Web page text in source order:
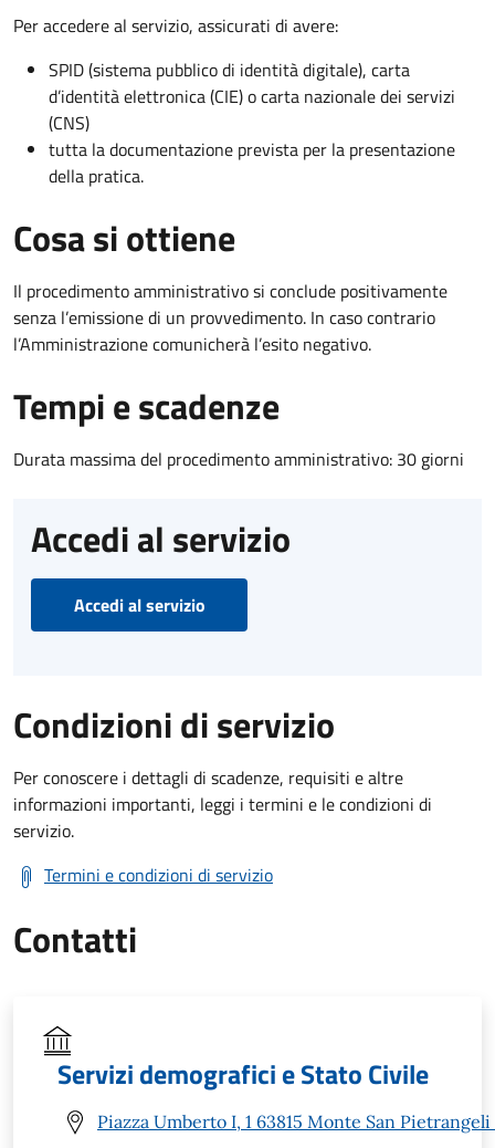
Per accedere al servizio, assicurati di avere:
SPID (sistema pubblico di identità digitale), carta
d’identità elettronica (CIE) o carta nazionale dei servizi
(CNS)
tutta la documentazione prevista per la presentazione
della pratica.
Cosa si ottiene
Il procedimento amministrativo si conclude positivamente
senza l’emissione di un provvedimento. In caso contrario
l’Amministrazione comunicherà l’esito negativo.
Tempi e scadenze
Durata massima del procedimento amministrativo: 30 giorni
Accedi al servizio
Accedi al servizio
Condizioni di servizio
Per conoscere i dettagli di scadenze, requisiti e altre
informazioni importanti, leggi i termini e le condizioni di
servizio.
Termini e condizioni di servizio
Contatti
Servizi demografici e Stato Civile
Piazza Umberto I, 1 63815 Monte San Pietrangeli